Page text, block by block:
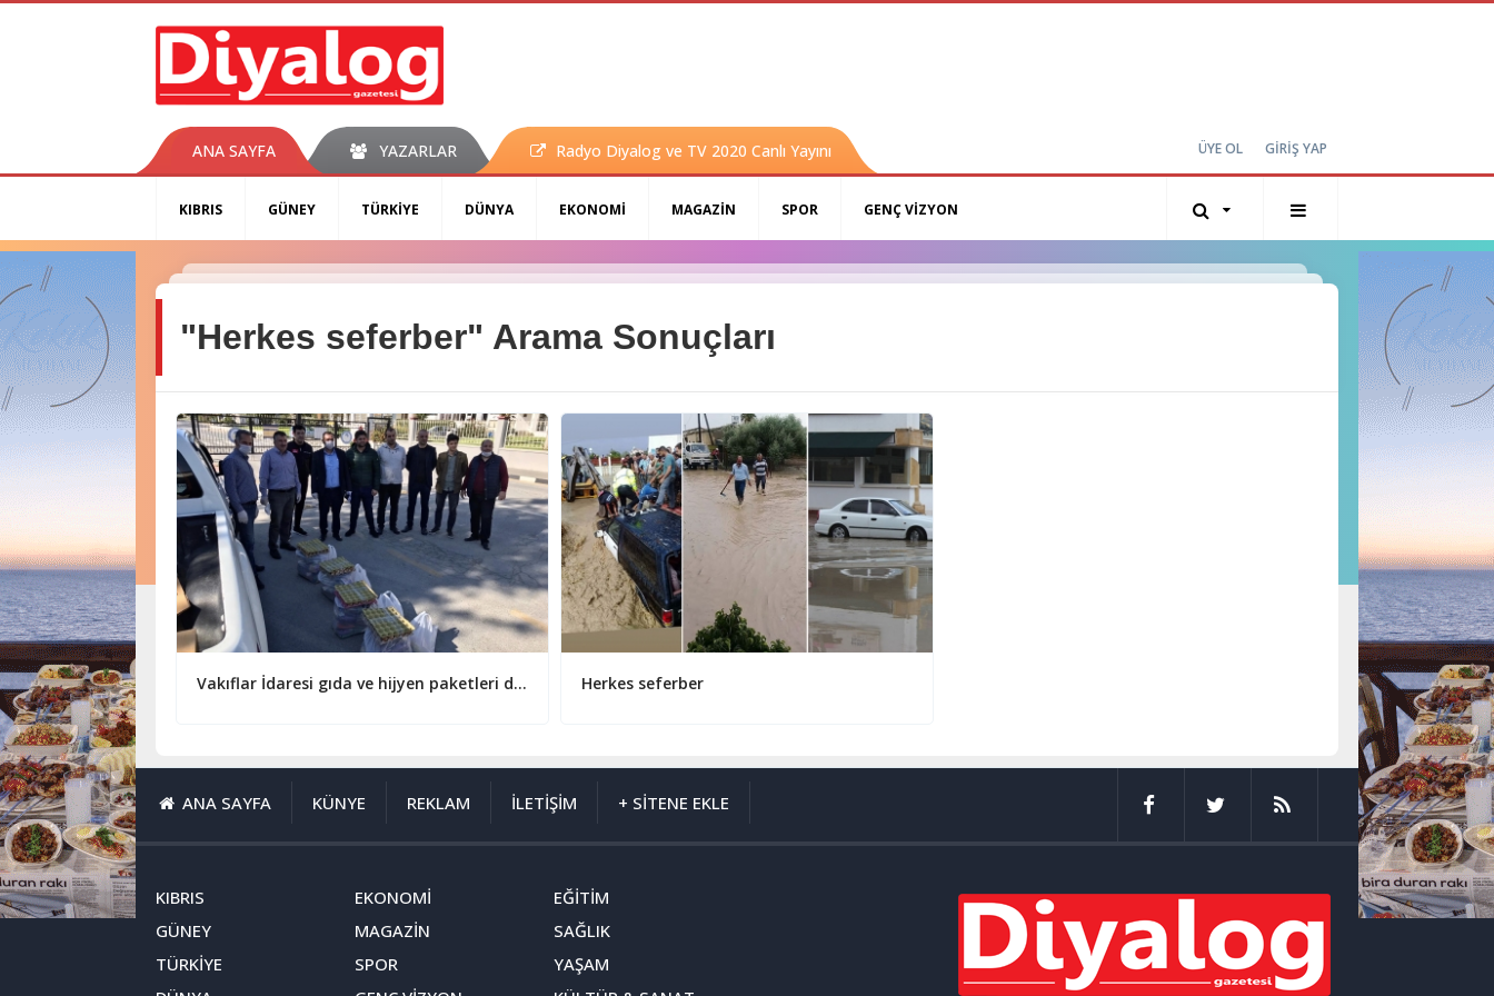
ANA SAYFA YAZARLAR Radyo Diyalog ve TV 2020 Canlı Yayını ÜYE OL GİRİŞ YAP
KIBRIS GÜNEY TÜRKİYE DÜNYA EKONOMİ MAGAZİN SPOR GENÇ VİZYON
"Herkes seferber" Arama Sonuçları
Vakıflar İdaresi gıda ve hijyen paketleri dağıtımına başladı Herkes seferber
ANA SAYFA KÜNYE REKLAM İLETİŞİM + SİTENE EKLE
KIBRIS
GÜNEY
TÜRKİYE
EKONOMİ
MAGAZİN
SPOR
EĞİTİM
SAĞLIK
YAŞAM